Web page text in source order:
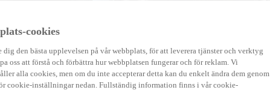
Från 569 900 kr
Från 3 958 kr/mån
cookies
dig den bästa upplevelsen på vår webbplats, för att leverera tjänster och verktyg
oss att förstå och förbättra hur webbplatsen fungerar och för reklam. Vi
alla cookies, men om du inte accepterar detta kan du enkelt ändra dem genom
cookie-inställningar nedan. Fullständig information finns i vår cookie-